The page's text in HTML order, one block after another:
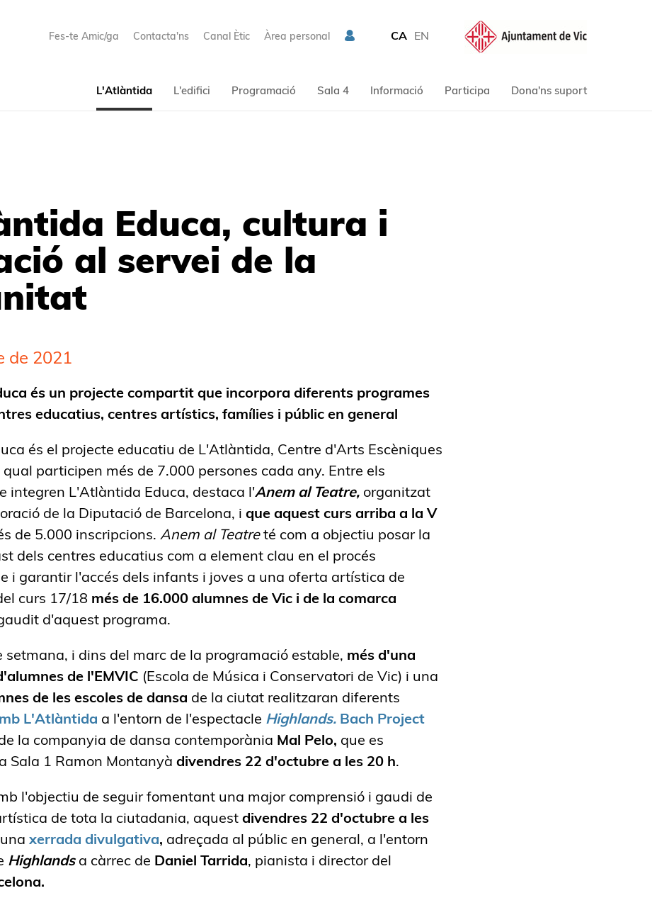
Fes-te Amic/ga Contacta'ns Canal Ètic Àrea personal CA EN
L'Atlàntida L'edifici Programació Sala 4 Informació Participa Dona'ns suport
Educa, cultura i
al servei de la
de 2021
és un projecte compartit que incorpora diferents programes
educatius, centres artístics, famílies i públic en general
és el projecte educatiu de L'Atlàntida, Centre d'Arts Escèniques
qual participen més de 7.000 persones cada any. Entre els
integren L'Atlàntida Educa, destaca l'Anem al Teatre,organitzat
de la Diputació de Barcelona, i que aquest curs arriba a la V
de 5.000 inscripcions. Anem al Teatreté com a objectiu posar la
dels centres educatius com a element clau en el procés
i garantir l'accés dels infants i joves a una oferta artística de
curs 17/18 més de 16.000 alumnes de Vic i de la comarca
d'aquest programa.
setmana, i dins del marc de la programació estable, més d'una
de l'EMVIC (Escola de Música i Conservatori de Vic) i una
de les escoles de dansa de la ciutat realitzaran diferents
L'Atlàntida a l'entorn de l'espectacle Highlands. Bach Project
la companyia de dansa contemporània Mal Pelo, que es
Sala 1 Ramon Montanyà divendres 22 d'octubre a les 20 h.
l'objectiu de seguir fomentant una major comprensió i gaudi de
de tota la ciutadania, aquest divendres 22 d'octubre a les
xerrada divulgativa, adreçada al públic en general, a l'entorn
Highlandsa càrrec de Daniel Tarrida, pianista i director del